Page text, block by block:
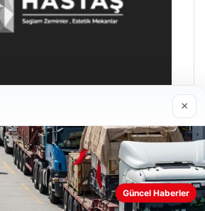
daha iyi anlayabilmek,
×
Güncel Haberler